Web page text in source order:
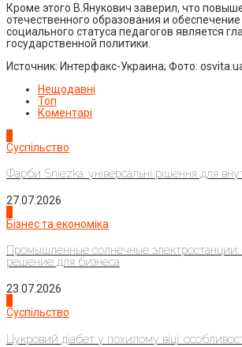
Кроме этого В.Янукович заверил, что
отечественного образования и
социального статуса педагогов является
государственной политики.
Источник: Интерфакс-Украина; Фото:
Нещодавні
Топ
Коментарі
Суспільство
Фарби Sniezka: універсальні рішення для
27.07.2026
Бізнес та економіка
Промышленные солнечные
решение для бизнеса
23.07.2026
Суспільство
Цукровий діабет у похилому віці: